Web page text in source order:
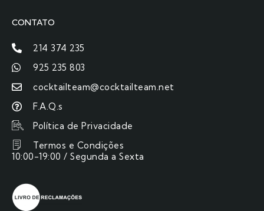
CONTATO
214 374 235
925 235 803
cocktailteam@cocktailteam.net
F.A.Q.s
Política de Privacidade
Termos e Condições
10:00-19:00 / Segunda a Sexta